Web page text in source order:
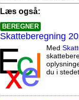
Læs også:
BEREGNER
Skatteberegning
Med
du i